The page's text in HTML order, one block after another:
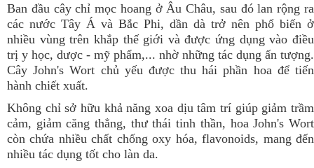
Ban đầu cây chỉ mọc hoang ở Âu Châu, sau đó lan rộng ra
các nước Tây Á và Bắc Phi, dần dà trở nên phổ biến ở
nhiều vùng trên khắp thế giới và được ứng dụng vào điều
trị y học, dược - mỹ phẩm,... nhờ những tác dụng ấn tượng.
Cây John's Wort chủ yếu được thu hái phần hoa để tiến
hành chiết xuất.
Không chỉ sở hữu khả năng xoa dịu tâm trí giúp giảm trầm
cảm, giảm căng thẳng, thư thái tinh thần, hoa John's Wort
còn chứa nhiều chất chống oxy hóa, flavonoids, mang đến
nhiều tác dụng tốt cho làn da.